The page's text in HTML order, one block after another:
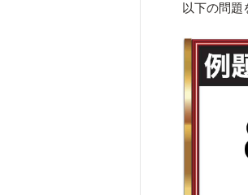
以下の問題